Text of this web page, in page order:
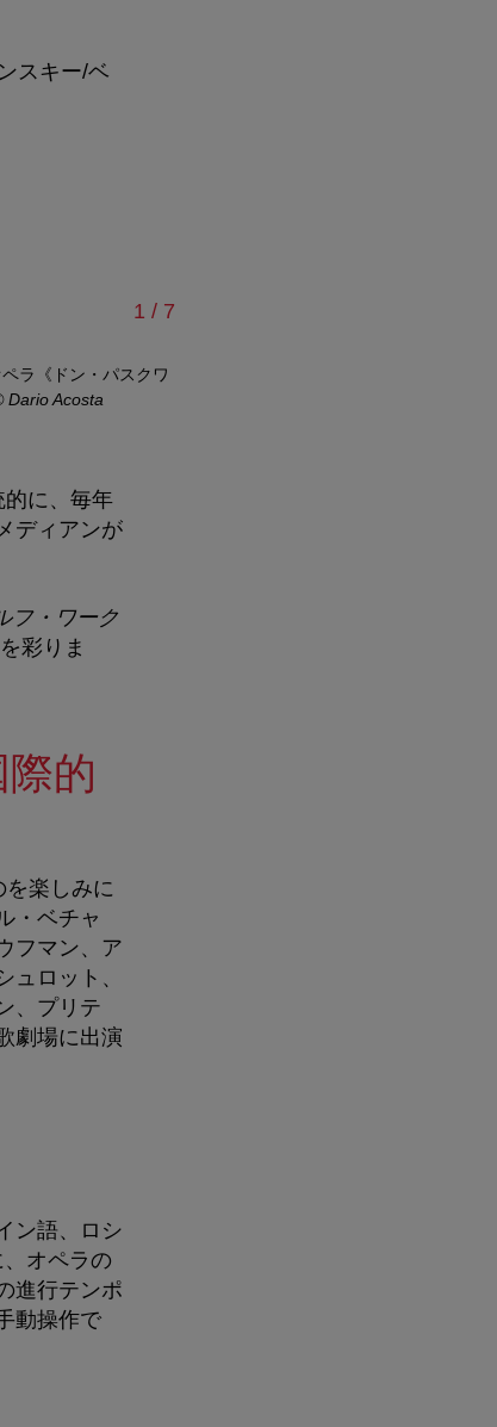
スキー/ベ
1 // 7
ラ《ドン・パスクワ
Dario Acosta
的に、毎年
ディアンが
フ・ワーク
彩りま
的
を楽しみに
・ベチャ
フマン、ア
ロット、
、プリテ
劇場に出演
ン語、ロシ
オペラの
進行テンポ
動操作で